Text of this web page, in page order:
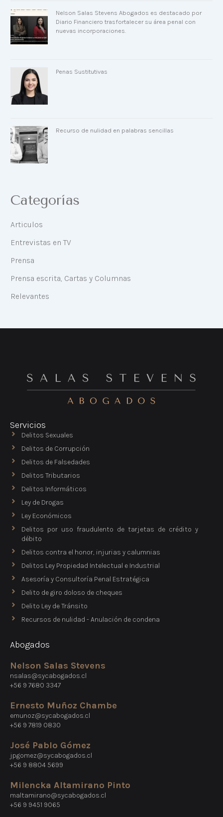
Nelson Salas Stevens Abogados es destacado por
Diario Financiero trasfortalecer su área penal con
nuevas incorporaciones.
Penas Sustitutivas
Recurso de nulidad en palabras sencillas
Categorías
Articulos
Entrevistas en TV
Prensa
Prensa escrita, Cartas y Columnas
Relevantes
Servicios
Delitos Sexuales
Delitos de Corrupción
Delitos de Falsedades
Delitos Tributarios
Delitos Informáticos
Ley de Drogas
Ley Económicos
Delitos por uso fraudulento de tarjetas de crédito y
débito
Delitos contra el honor, injurias y calumnias
Delitos Ley Propiedad Intelectual e Industrial
Asesoría y Consultoría Penal Estratégica
Delito de giro doloso de cheques
Delito Ley de Tránsito
Recursos de nulidad - Anulación de condena
Abogados
Nelson Salas Stevens
nsalas@sycabogados.cl
+56 9 7680 3347
Ernesto Muñoz Chambe
emunoz@sycabogados.cl
+56 9 7819 0830
José Pablo Gómez
jpgomez@sycabogados.cl
+56 9 8804 5699
Milencka Altamirano Pinto
maltamirano@sycabogados.cl
+56 9 9451 9065